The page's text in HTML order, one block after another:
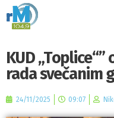
KUD
rada svečanim
24/11/2025 09:07